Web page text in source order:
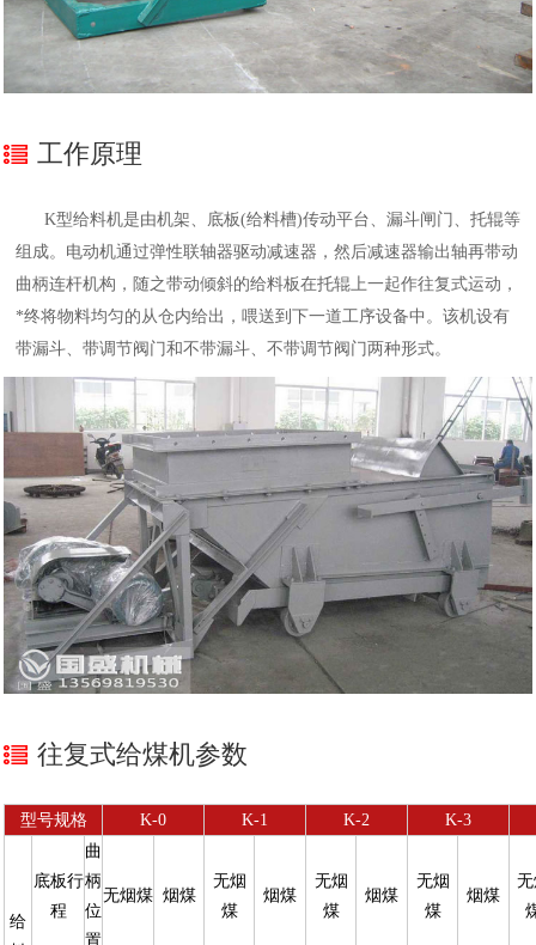
工作原理
K型给料机是由机架、底板(给料槽)传动平台、漏斗闸门、托辊等
组成。电动机通过弹性联轴器驱动减速器，然后减速器输出轴再带动
曲柄连杆机构，随之带动倾斜的给料板在托辊上一起作往复式运动，
*终将物料均匀的从仓内给出，喂送到下一道工序设备中。该机设有
带漏斗、带调节阀门和不带漏斗、不带调节阀门两种形式。
往复式给煤机参数
型号规格 K-0 K-1 K-2 K-3
给
底板行
程
曲
柄
位
置
无烟煤 烟煤
无烟
煤
烟煤
无烟
煤
烟煤
无烟
煤
烟煤